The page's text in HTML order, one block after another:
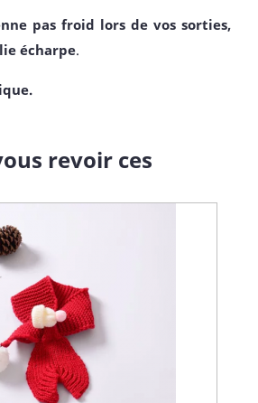
pas froid lors de vos sorties,
écharpe.
revoir ces